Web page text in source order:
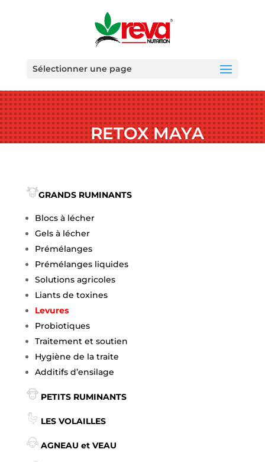
Sélectionner une page
RETOX MAYA
GRANDS RUMINANTS
Blocs à lécher
Gels à lécher
Prémélanges
Prémélanges liquides
Solutions agricoles
Liants de toxines
Levures
Probiotiques
Traitement et soutien
Hygiène de la traite
Additifs d’ensilage
PETITS RUMINANTS
LES VOLAILLES
AGNEAU et VEAU